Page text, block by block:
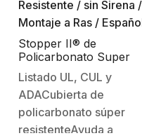
Stopper II® de
Policarbonato Super
Resistente / sin Sirena /
Montaje a Ras / Español
Listado UL, CUL y
ADACubierta de
policarbonato súper
resistenteAyuda a